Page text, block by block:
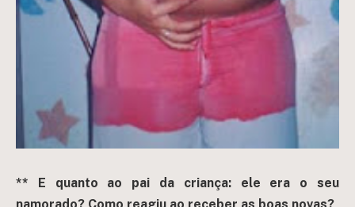
** E quanto ao pai da criança: ele era o seu